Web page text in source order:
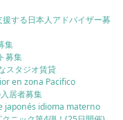
する日本人アドバイザー募
集
募集
スタジオ賃貸
en zona Pacifico
居者募集
japonés idioma materno